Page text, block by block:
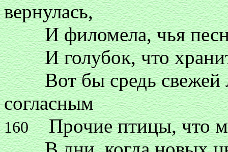
вернулась,
И филомела, чья
И голубок, что хранит
Вот бы средь свежей
согласным
160Прочие птицы, что